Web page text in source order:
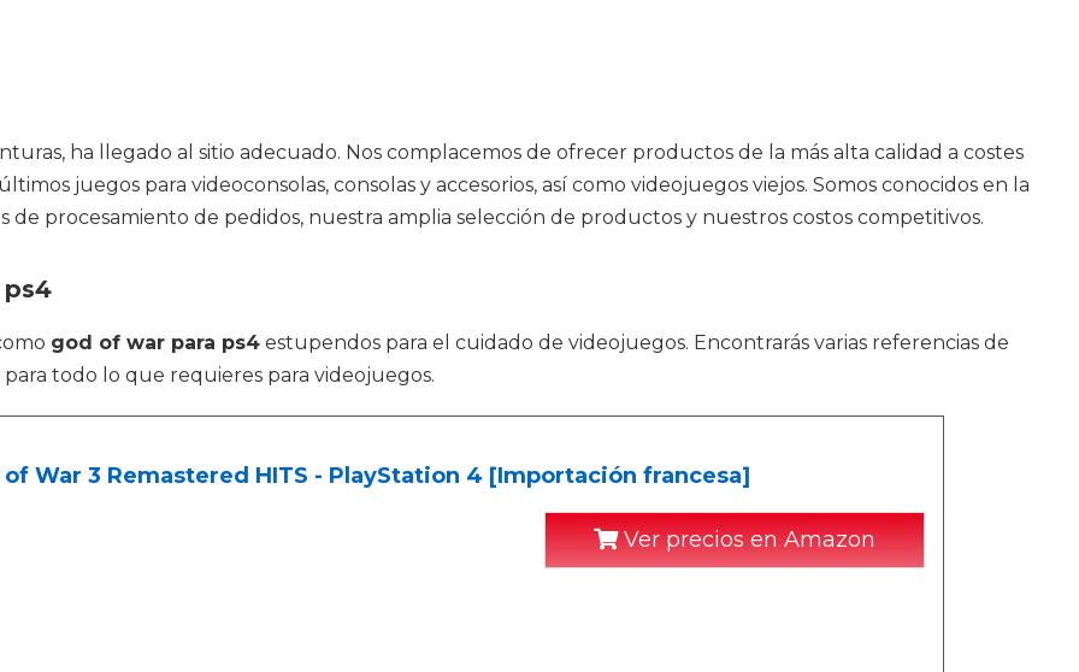
ha llegado al sitio adecuado. Nos complacemos de ofrecer productos de la más alta calidad a costes
juegos para videoconsolas, consolas y accesorios, así como videojuegos viejos. Somos conocidos en la
procesamiento de pedidos, nuestra amplia selección de productos y nuestros costos competitivos.
god of war para ps4 estupendos para el cuidado de videojuegos. Encontrarás varias referencias de
todo lo que requieres para videojuegos.
of War 3 Remastered HITS - PlayStation 4 [Importación francesa]
Ver precios en Amazon